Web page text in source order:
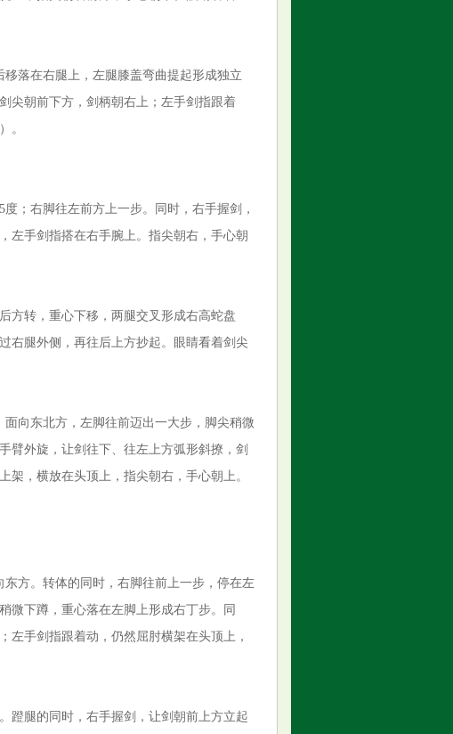
移落在右腿上，左腿膝盖弯曲提起形成独立
尖朝前下方，剑柄朝右上；左手剑指跟着
。
；右脚往左前方上一步。同时，右手握剑，
左手剑指搭在右手腕上。指尖朝右，手心朝
方转，重心下移，两腿交叉形成右高蛇盘
右腿外侧，再往后上方抄起。眼睛看着剑尖
面向东北方，左脚往前迈出一大步，脚尖稍微
臂外旋，让剑往下、往左上方弧形斜撩，剑
架，横放在头顶上，指尖朝右，手心朝上。
东方。转体的同时，右脚往前上一步，停在左
微下蹲，重心落在左脚上形成右丁步。同
左手剑指跟着动，仍然屈肘横架在头顶上，
蹬腿的同时，右手握剑，让剑朝前上方立起